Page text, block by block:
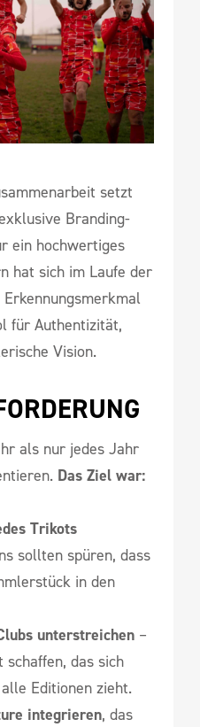
setzt
Branding-
ein hochwertiges
hat sich im Laufe der
für Authentizität,
Vision.
als nur jedes Jahr
Das Ziel war:
Trikots
sollten spüren, dass
in den
unterstreichen –
schaffen, das sich
Editionen zieht.
integrieren, das